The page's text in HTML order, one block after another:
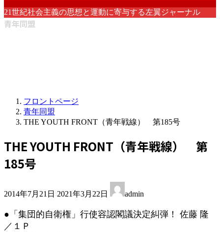
21世紀社会主義の思想と運動に寄与する左翼ジャーナル
青年同盟
フロントページ
青年同盟
THE YOUTH FRONT（青年戦線） 第185号
THE YOUTH FRONT（青年戦線） 第
185号
2014年7月21日 終
新
2021年3月22日 admin
●「集団的自衛権」行使容認閣議決定糾弾！ 佐藤 隆
／１Ｐ